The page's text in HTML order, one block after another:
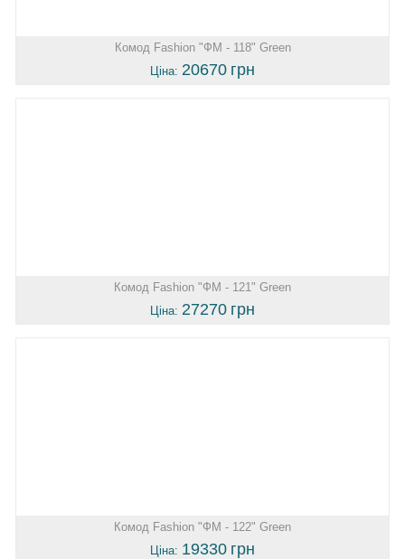
Комод Fashion "ФМ - 118" Green
Ціна: 20670 грн
Комод Fashion "ФМ - 121" Green
Ціна: 27270 грн
Комод Fashion "ФМ - 122" Green
Ціна: 19330 грн